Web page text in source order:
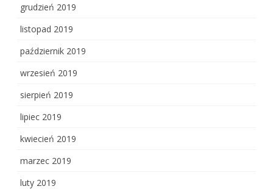
grudzień 2019
listopad 2019
październik 2019
wrzesień 2019
sierpień 2019
lipiec 2019
kwiecień 2019
marzec 2019
luty 2019